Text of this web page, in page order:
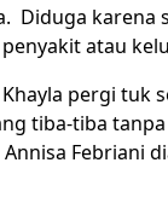
Diduga
atau
pergi tuk
tiba-tiba
Febriani